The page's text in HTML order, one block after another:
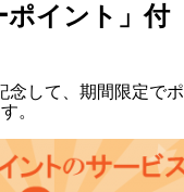
イント」付
念して、期間限定でポ
。